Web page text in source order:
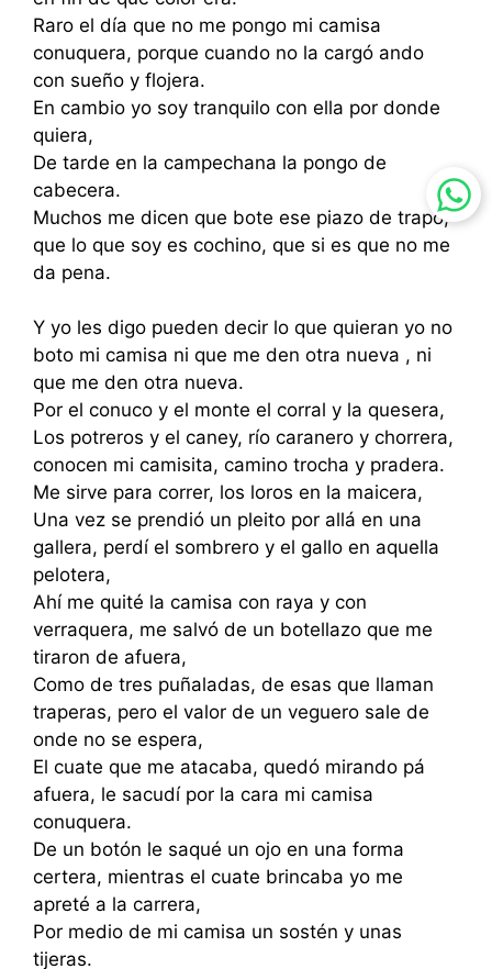
Raro el día que no me pongo mi camisa
conuquera, porque cuando no la cargó ando
con sueño y flojera.
En cambio yo soy tranquilo con ella por donde
quiera,
De tarde en la campechana la pongo de
cabecera.
Muchos me dicen que bote ese piazo de trapo,
que lo que soy es cochino, que si es que no me
da pena.
Y yo les digo pueden decir lo que quieran yo no
boto mi camisa ni que me den otra nueva , ni
que me den otra nueva.
Por el conuco y el monte el corral y la quesera,
Los potreros y el caney, río caranero y chorrera,
conocen mi camisita, camino trocha y pradera.
Me sirve para correr, los loros en la maicera,
Una vez se prendió un pleito por allá en una
gallera, perdí el sombrero y el gallo en aquella
pelotera,
Ahí me quité la camisa con raya y con
verraquera, me salvó de un botellazo que me
tiraron de afuera,
Como de tres puñaladas, de esas que llaman
traperas, pero el valor de un veguero sale de
onde no se espera,
El cuate que me atacaba, quedó mirando pá
afuera, le sacudí por la cara mi camisa
conuquera.
De un botón le saqué un ojo en una forma
certera, mientras el cuate brincaba yo me
apreté a la carrera,
Por medio de mi camisa un sostén y unas
tijeras.